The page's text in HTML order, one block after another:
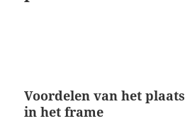
Voordelen van het
in het frame